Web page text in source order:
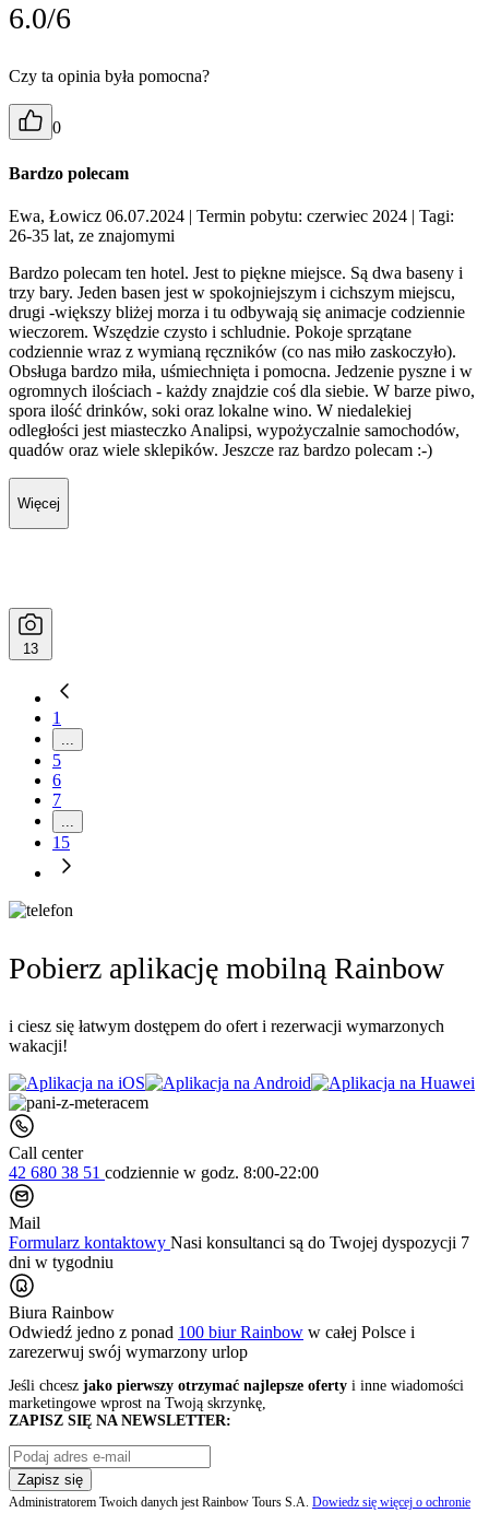
6.0/6
Czy ta opinia była pomocna?
0
Bardzo polecam
Ewa, Łowicz 06.07.2024 | Termin pobytu: czerwiec 2024 | Tagi:
26-35 lat, ze znajomymi
Bardzo polecam ten hotel. Jest to piękne miejsce. Są dwa baseny i
trzy bary. Jeden basen jest w spokojniejszym i cichszym miejscu,
drugi -większy bliżej morza i tu odbywają się animacje codziennie
wieczorem. Wszędzie czysto i schludnie. Pokoje sprzątane
codziennie wraz z wymianą ręczników (co nas miło zaskoczyło).
Obsługa bardzo miła, uśmiechnięta i pomocna. Jedzenie pyszne i w
ogromnych ilościach - każdy znajdzie coś dla siebie. W barze piwo,
spora ilość drinków, soki oraz lokalne wino. W niedalekiej
odległości jest miasteczko Analipsi, wypożyczalnie samochodów,
quadów oraz wiele sklepików. Jeszcze raz bardzo polecam :-)
Więcej
13
1
...
5
6
7
...
15
Pobierz aplikację mobilną Rainbow
i ciesz się łatwym dostępem do ofert i rezerwacji wymarzonych
wakacji!
Call center
42 680 38 51 codziennie w godz. 8:00-22:00
Mail
Formularz kontaktowy Nasi konsultanci są do Twojej dyspozycji 7
dni w tygodniu
Biura Rainbow
Odwiedź jedno z ponad 100 biur Rainbow w całej Polsce i
zarezerwuj swój wymarzony urlop
Jeśli chcesz jako pierwszy otrzymać najlepsze oferty i inne wiadomości
marketingowe wprost na Twoją skrzynkę,
ZAPISZ SIĘ NA NEWSLETTER:
Zapisz się
Administratorem Twoich danych jest Rainbow Tours S.A. Dowiedz się więcej o ochronie